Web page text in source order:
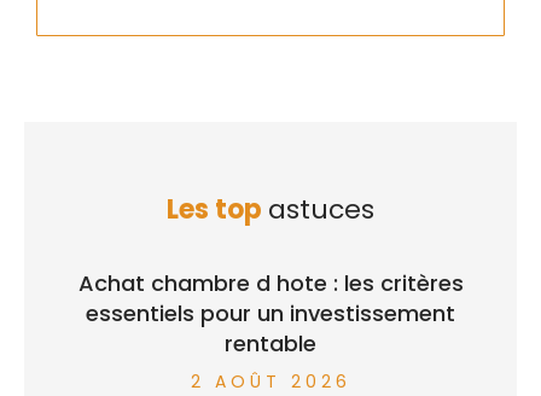
Les top astuces
Achat chambre d hote : les critères
essentiels pour un investissement
rentable
2 AOÛT 2026